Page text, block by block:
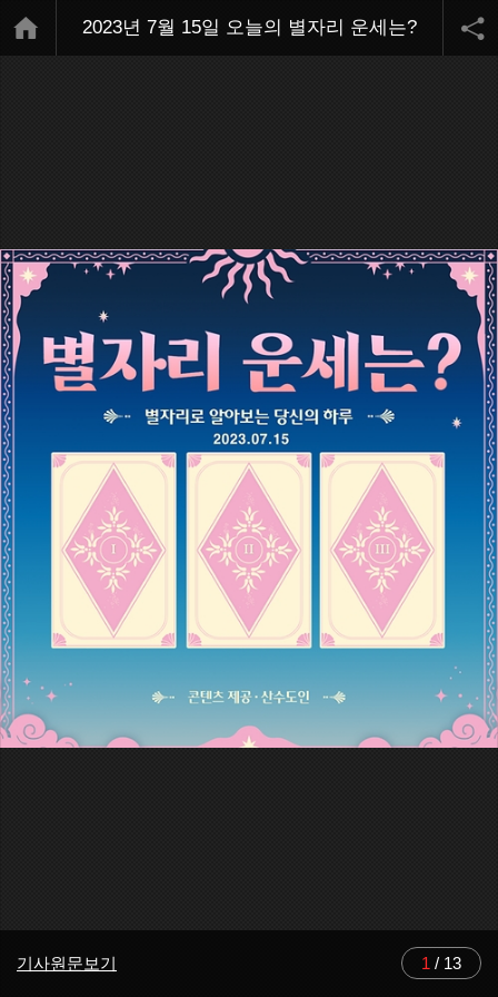
2023년 7월 15일 오늘의 별자리 운세는?
기사원문보기 1 / 13